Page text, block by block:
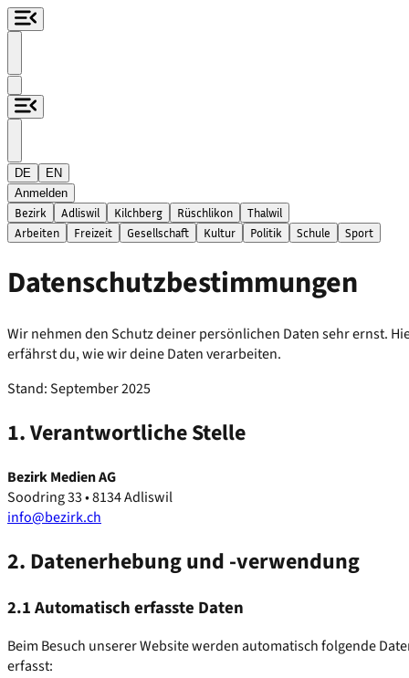
DE
EN
Anmelden
Bezirk Adliswil Kilchberg Rüschlikon
Thalwil
Arbeiten
Freizeit Gesellschaft Kultur Politik Schule Sport
Datenschutzbestimmungen
Wir nehmen den Schutz deiner persönlichen Daten sehr ernst.
erfährst du, wie wir deine Daten verarbeiten.
Stand: September 2025
1. Verantwortliche Stelle
Bezirk Medien AG
Soodring 33 • 8134 Adliswil
info@bezirk.ch
2. Datenerhebung und -verwendung
2.1 Automatisch erfasste Daten
Beim Besuch unserer Website werden automatisch folgende
erfasst: